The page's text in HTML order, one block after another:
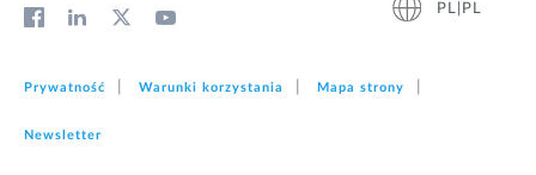
PL|PL
Prywatność Warunki korzystania Mapa strony
Newsletter